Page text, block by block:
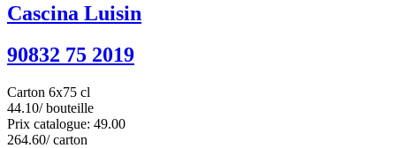
Cascina Luisin
90832 75 2019
Carton 6x75 cl
44.10/ bouteille
Prix catalogue: 49.00
264.60/ carton